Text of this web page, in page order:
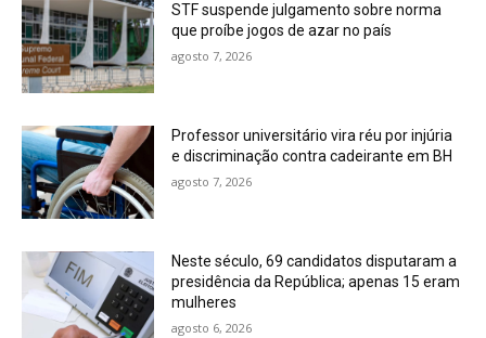
STF suspende julgamento sobre norma
que proíbe jogos de azar no país
agosto 7, 2026
Professor universitário vira réu por injúria
e discriminação contra cadeirante em BH
agosto 7, 2026
Neste século, 69 candidatos disputaram a
presidência da República; apenas 15 eram
mulheres
agosto 6, 2026